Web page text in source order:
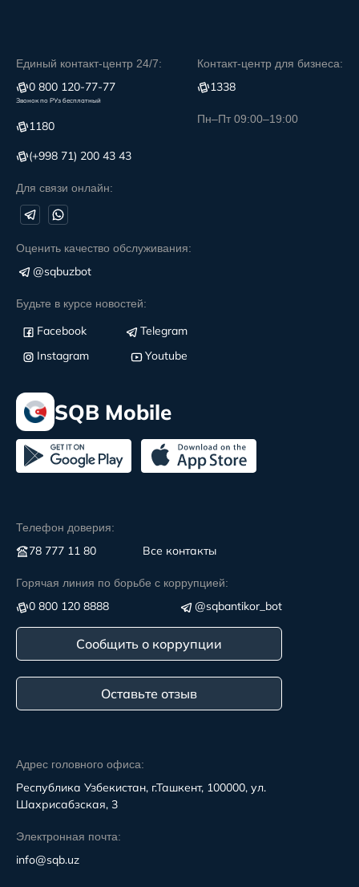
Адрес головного офиса:
Республика Узбекистан, г.Ташкент, 100000, ул.
Шахрисабзская, 3
Электронная почта:
info@sqb.uz
Единый контакт-центр 24/7:
0 800 120-77-77
Звонок по РУз бесплатный
1180
(+998 71) 200 43 43
Для связи онлайн:
Контакт-центр для бизнеса:
1338
Пн–Пт 09:00–19:00
Оценить качество обслуживания:
@sqbuzbot
Будьте в курсе новостей:
Facebook
Telegram
Instagram
Youtube
SQB Mobile
Телефон доверия:
78 777 11 80 Все контакты
Горячая линия по борьбе с коррупцией:
0 800 120 8888 @sqbantikor_bot
Сообщить о коррупции
Оставьте отзыв